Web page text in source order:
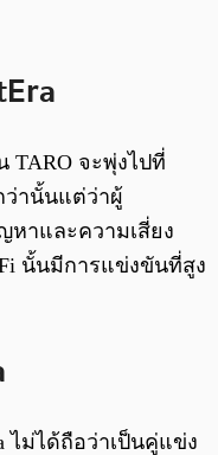
TARO จะพุ่งไปที่
ว่านั้นแต่ว่าผู้
หาและความเสี่ยง
นั้นมีการแข่งขันที่สูง
ไม่ได้ถือว่าเป็นคู่แข่ง